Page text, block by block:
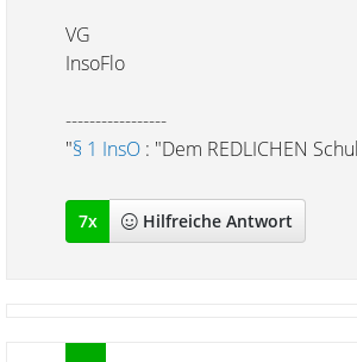
VG
InsoFlo
-----------------
"§ 1 InsO : "Dem REDLICHEN
7x Hilfreiche Antwort